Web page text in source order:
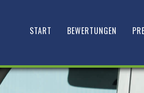
START BEWERTUNGEN